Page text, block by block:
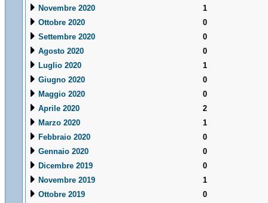
Novembre 2020
1
Ottobre 2020
0
Settembre 2020
0
Agosto 2020
0
Luglio 2020
1
Giugno 2020
0
Maggio 2020
0
Aprile 2020
2
Marzo 2020
1
Febbraio 2020
0
Gennaio 2020
0
Dicembre 2019
0
Novembre 2019
1
Ottobre 2019
0